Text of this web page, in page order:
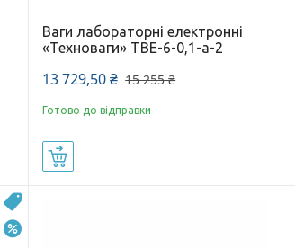
Ваги лабораторні електронні
«Техноваги» ТВЕ-6-0,1-а-2
13 729,50 ₴ 15 255 ₴
Готово до відправки